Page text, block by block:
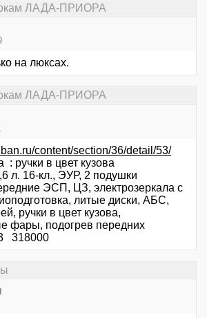
ЛАДА-ПРИОРА
на люксах.
ЛАДА-ПРИОРА
content/section/36/detail/53/
: ручки в цвет кузова
л. 16-кл., ЭУР, 2 подушки
ЭСП, ЦЗ, электрозеркала с
литые диски, АБС,
ручки в цвет кузова,
фары, подогрев передних
318000